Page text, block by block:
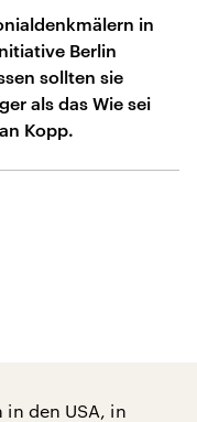
in
Berlin
sollten sie
als das Wie sei
Kopp.
in den USA, in